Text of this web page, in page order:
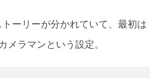
ーリーが分かれていて、最初は
メラマンという設定。